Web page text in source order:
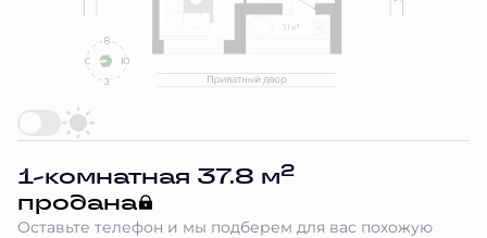
1-комнатная 37.8 м2
продана
Оставьте телефон и мы подберем для вас похожую